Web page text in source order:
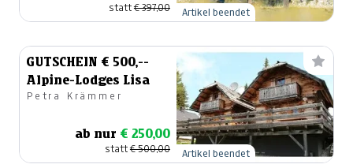
statt€ 397,00 Artikel beendet
GUTSCHEIN € 500,--
Alpine-Lodges Lisa
Petra Krämmer
ab nur € 250,00
statt€ 500,00 Artikel beendet